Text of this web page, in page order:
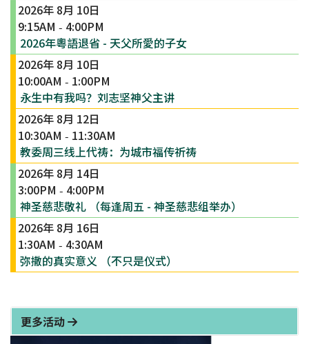
2026年 8月 10日
9:15AM - 4:00PM
2026年粵語退省 - 天父所愛的子女
2026年 8月 10日
10:00AM - 1:00PM
永生中有我吗？刘志坚神父主讲
2026年 8月 12日
10:30AM - 11:30AM
教委周三线上代祷：为城市福传祈祷
2026年 8月 14日
3:00PM - 4:00PM
神圣慈悲敬礼 （每逢周五 - 神圣慈悲组举办）
2026年 8月 16日
1:30AM - 4:30AM
弥撒的真实意义 （不只是仪式）
更多活动